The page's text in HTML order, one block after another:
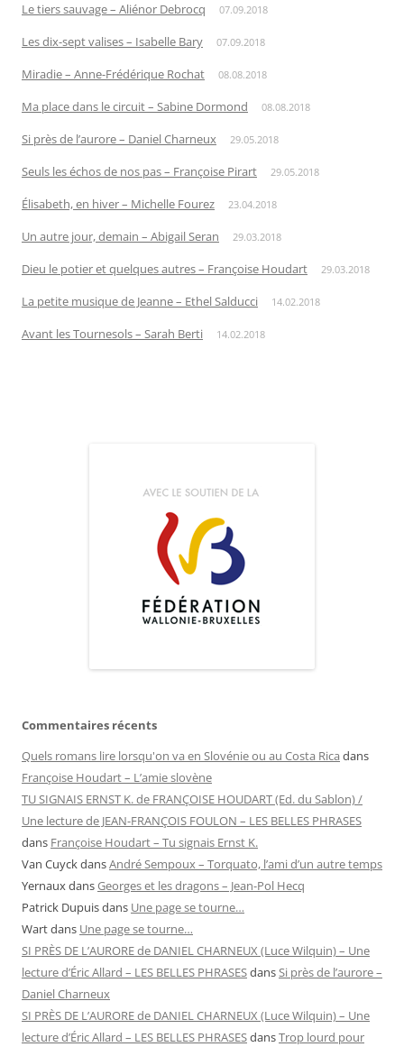
Le tiers sauvage – Aliénor Debrocq 07.09.2018
Les dix-sept valises – Isabelle Bary 07.09.2018
Miradie – Anne-Frédérique Rochat 08.08.2018
Ma place dans le circuit – Sabine Dormond 08.08.2018
Si près de l’aurore – Daniel Charneux 29.05.2018
Seuls les échos de nos pas – Françoise Pirart 29.05.2018
Élisabeth, en hiver – Michelle Fourez 23.04.2018
Un autre jour, demain – Abigail Seran 29.03.2018
Dieu le potier et quelques autres – Françoise Houdart 29.03.2018
La petite musique de Jeanne – Ethel Salducci 14.02.2018
Avant les Tournesols – Sarah Berti 14.02.2018
Commentaires récents
Quels romans lire lorsqu'on va en Slovénie ou au Costa Rica dans
Françoise Houdart – L’amie slovène
TU SIGNAIS ERNST K. de FRANÇOISE HOUDART (Ed. du Sablon) /
Une lecture de JEAN-FRANÇOIS FOULON – LES BELLES PHRASES
dans Françoise Houdart – Tu signais Ernst K.
Van CuyckdansAndré Sempoux – Torquato, l’ami d’un autre temps
YernauxdansGeorges et les dragons – Jean-Pol Hecq
Patrick Dupuisdans Une page se tourne…
Wartdans Une page se tourne…
SI PRÈS DE L’AURORE de DANIEL CHARNEUX (Luce Wilquin) – Une
lecture d’Éric Allard – LES BELLES PHRASESdansSi près de l’aurore –
Daniel Charneux
SI PRÈS DE L’AURORE de DANIEL CHARNEUX (Luce Wilquin) – Une
lecture d’Éric Allard – LES BELLES PHRASESdansTrop lourd pour